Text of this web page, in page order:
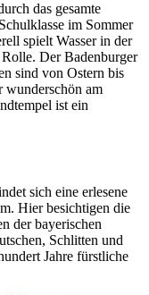
das gesamte
im Sommer
spielt Wasser in der
Der Badenburger
sind von Ostern bis
wunderschön am
ist ein
sich eine erlesene
Hier besichtigen die
der bayerischen
Schlitten und
Jahre fürstliche